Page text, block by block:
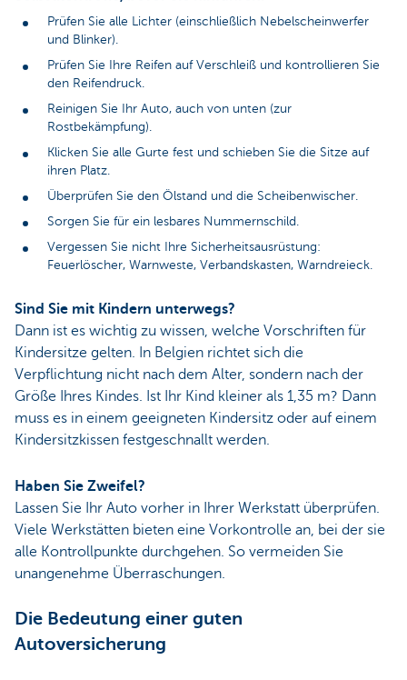
Prüfen Sie alle Lichter (einschließlich Nebelscheinwerfer
und Blinker).
Prüfen Sie Ihre Reifen auf Verschleiß und kontrollieren Sie
den Reifendruck.
Reinigen Sie Ihr Auto, auch von unten (zur
Rostbekämpfung).
Klicken Sie alle Gurte fest und schieben Sie die Sitze auf
ihren Platz.
Überprüfen Sie den Ölstand und die Scheibenwischer.
Sorgen Sie für ein lesbares Nummernschild.
Vergessen Sie nicht Ihre Sicherheitsausrüstung:
Feuerlöscher, Warnweste, Verbandskasten, Warndreieck.
Sind Sie mit Kindern unterwegs?
Dann ist es wichtig zu wissen, welche Vorschriften für
Kindersitze gelten. In Belgien richtet sich die
Verpflichtung nicht nach dem Alter, sondern nach der
Größe Ihres Kindes. Ist Ihr Kind kleiner als 1,35 m? Dann
muss es in einem geeigneten Kindersitz oder auf einem
Kindersitzkissen festgeschnallt werden.
Haben Sie Zweifel?
Lassen Sie Ihr Auto vorher in Ihrer Werkstatt überprüfen.
Viele Werkstätten bieten eine Vorkontrolle an, bei der sie
alle Kontrollpunkte durchgehen. So vermeiden Sie
unangenehme Überraschungen.
Die Bedeutung einer guten
Autoversicherung